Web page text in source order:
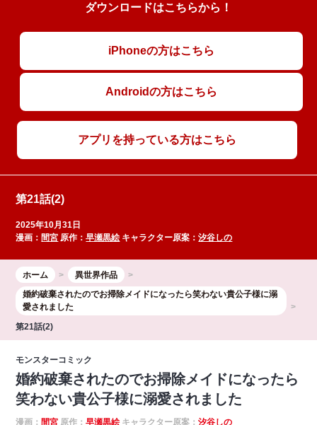
ダウンロードはこちらから！
iPhoneの方はこちら
Androidの方はこちら
アプリを持っている方はこちら
第21話(2)
2025年10月31日
漫画： 間宮 原作：早瀬黒絵キャラクター原案：汐谷しの
ホーム
異世界作品
婚約破棄されたのでお掃除メイドになったら笑わない貴公子様に溺
愛されました
第21話(2)
モンスターコミック
婚約破棄されたのでお掃除メイドになったら
笑わない貴公子様に溺愛されました
漫画： 間宮 原作：早瀬黒絵キャラクター原案：汐谷しの